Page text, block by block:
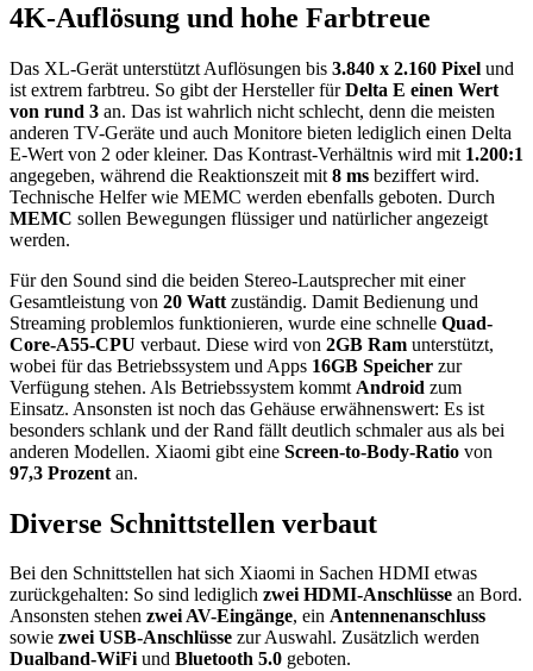
4K-Auflösung und hohe Farbtreue
Das XL-Gerät unterstützt Auflösungen bis 3.840 x 2.160 Pixel und
ist extrem farbtreu. So gibt der Hersteller fürDelta E einen Wert
von rund 3 an. Das ist wahrlich nicht schlecht, denn die meisten
anderen TV-Geräte und auch Monitore bieten lediglich einen Delta
E-Wert von 2 oder kleiner. Das Kontrast-Verhältnis wird mit 1.200:1
angegeben, während die Reaktionszeit mit 8 ms beziffert wird.
Technische Helfer wie MEMC werden ebenfalls geboten. Durch
MEMC sollen Bewegungen flüssiger und natürlicher angezeigt
werden.
Für den Sound sind die beiden Stereo-Lautsprecher mit einer
Gesamtleistung von 20 Watt zuständig. Damit Bedienung und
Streaming problemlos funktionieren, wurde eine schnelle Quad-
Core-A55-CPU verbaut. Diese wird von 2GB Ram unterstützt,
wobei für das Betriebssystem und Apps 16GB Speicher zur
Verfügung stehen. Als Betriebssystem kommt Android zum
Einsatz. Ansonsten ist noch das Gehäuse erwähnenswert: Es ist
besonders schlank und der Rand fällt deutlich schmaler aus als bei
anderen Modellen. Xiaomi gibt eine Screen-to-Body-Ratio von
97,3 Prozent an.
Diverse Schnittstellen verbaut
Bei den Schnittstellen hat sich Xiaomi in Sachen HDMI etwas
zurückgehalten: So sind lediglich zwei HDMI-Anschlüsse an Bord.
Ansonsten stehen zwei AV-Eingänge, ein Antennenanschluss
sowie zwei USB-Anschlüsse zur Auswahl. Zusätzlich werden
Dualband-WiFiund Bluetooth 5.0 geboten.